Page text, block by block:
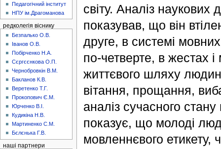
світу. Аналіз наукових
показував, що він
друге, в системі
по-четверте, в жестах і
життєвого шляху
вітання, прощання,
аналіз сучасного
показує, що молоді
мовленнєвого
Педагогічний інститут
НПУ ім.Драгоманова
редколегія віснику
Безпалько О.В.
Іванов О.В.
Побірченко Н.А.
Сєргєєнкова О.П.
Чернобровкін В.М.
Бакланов К.В.
Веретенко Т.Г.
Прокопович Є.М.
Юрченко В.І.
Кудикіна Н.В.
Мартиненко С.М.
Бєлєнька Г.В.
наші партнери